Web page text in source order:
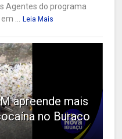
Agentes do programa
...
Leia Mais
apreende mais
no Buraco